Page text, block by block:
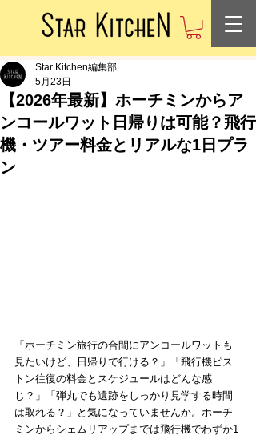
【2026年最新】ホーチミンからア
ンコールワット日帰りは可能？飛行
機・ツアー料金とリアルな1日プラ
ン
Star Kitchen編集部
5月23日
「ホーチミン旅行の合間にアンコールワットも
見たいけど、日帰りで行ける？」「飛行機ピス
トン往復の料金とスケジュールはどんな感
じ？」「弾丸でも遺跡をしっかり見学する時間
は取れる？」と気になっていませんか。ホーチ
ミンからシェムリアップまでは飛行機でわずか1